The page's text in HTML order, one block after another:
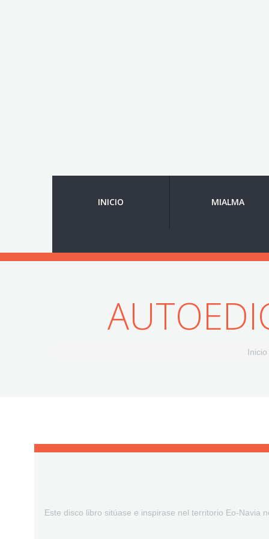
INICIO MIALMA
Inicio
Este disco libro sitúase e inspirase nel territorio Eo-Navia